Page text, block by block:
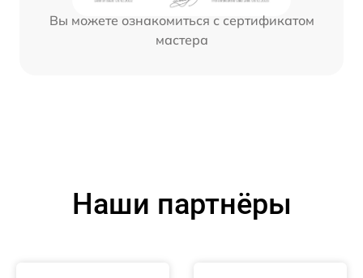
Вы можете ознакомиться с сертификатом
мастера
Наши партнёры